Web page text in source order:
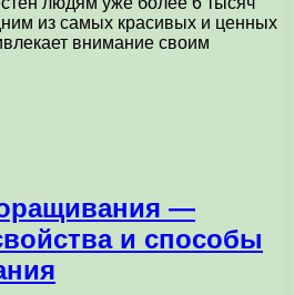
из самых красивых и ценных
внимание своим
—
и способы